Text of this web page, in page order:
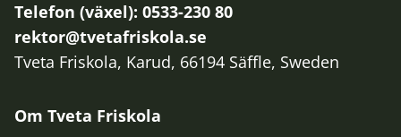
Telefon (växel): 0533-230 80
rektor@tvetafriskola.se
Tveta Friskola, Karud, 66194 Säffle, Sweden
Om Tveta Friskola